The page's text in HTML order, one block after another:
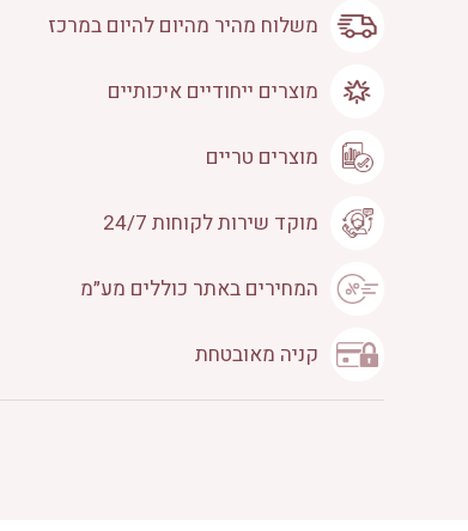
משלוח מהיר מהיום להיום במרכז
מוצרים ייחודיים איכותיים
מוצרים טריים
מוקד שירות לקוחות 24/7
המחירים באתר כוללים מע״מ
קניה מאובטחת